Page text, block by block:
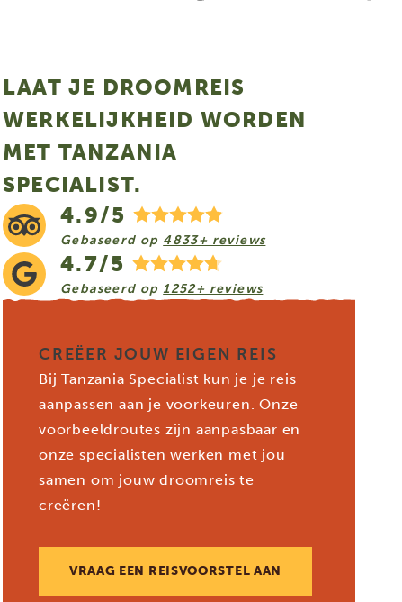
LAAT JE DROOMREIS
WERKELIJKHEID WORDEN
MET TANZANIA
SPECIALIST.
4.9/5
Gebaseerd op 4833+ reviews
4.7/5
Gebaseerd op1252+ reviews
CREËER JOUW EIGEN REIS
Bij Tanzania Specialist kun je je reis
aanpassen aan je voorkeuren. Onze
voorbeeldroutes zijn aanpasbaar en
onze specialisten werken met jou
samen om jouw droomreis te
creëren!
VRAAG EEN REISVOORSTEL AAN